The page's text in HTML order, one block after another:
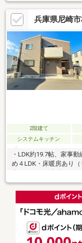
兵庫県尼崎
2階建て
システムキッチン
・LDK約19.7帖、家事
め４LDK・床暖房あり
ムに階段設置、家族の
ご利用されています
【104186円】（物件価
ン/ボーナス払いなし
ださい！